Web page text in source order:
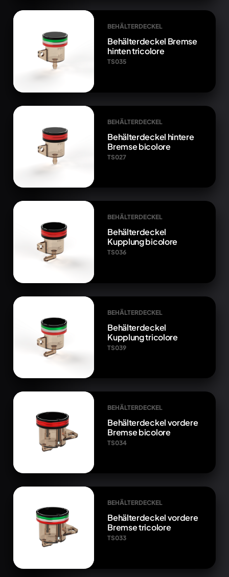
BEHÄLTERDECKEL
Behälterdeckel Bremse
hinten tricolore
TS035
BEHÄLTERDECKEL
Behälterdeckel hintere
Bremse bicolore
TS027
BEHÄLTERDECKEL
Behälterdeckel
Kupplung bicolore
TS036
BEHÄLTERDECKEL
Behälterdeckel
Kupplung tricolore
TS039
BEHÄLTERDECKEL
Behälterdeckel vordere
Bremse bicolore
TS034
BEHÄLTERDECKEL
Behälterdeckel vordere
Bremse tricolore
TS033